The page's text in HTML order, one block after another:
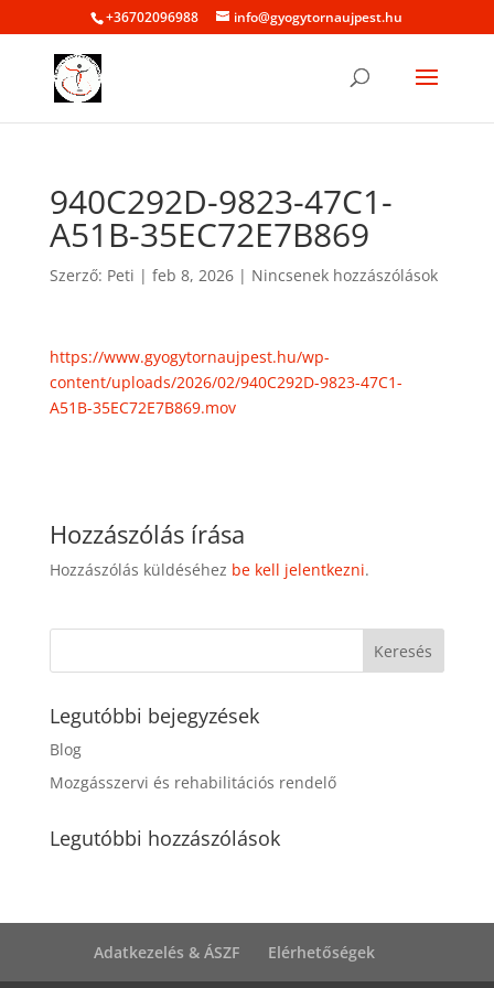
+36702096988 info@gyogytornaujpest.hu
940C292D-9823-47C1-
A51B-35EC72E7B869
Szerző: Peti | feb 8, 2026| Nincsenek hozzászólások
https://www.gyogytornaujpest.hu/wp-
content/uploads/2026/02/940C292D-9823-47C1-
A51B-35EC72E7B869.mov
Hozzászólás írása
Hozzászólás küldéséhez be kell jelentkezni.
Legutóbbi bejegyzések
Blog
Mozgásszervi és rehabilitációs rendelő
Legutóbbi hozzászólások
Adatkezelés & ÁSZF Elérhetőségek